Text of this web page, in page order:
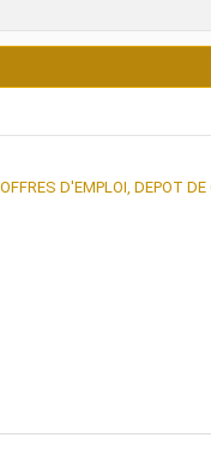
D'EMPLOI, DEPOT DE